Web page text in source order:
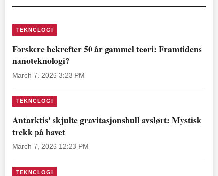
TEKNOLOGI
Forskere bekrefter 50 år gammel teori: Framtidens
nanoteknologi?
March 7, 2026 3:23 PM
TEKNOLOGI
Antarktis' skjulte gravitasjonshull avslørt: Mystisk
trekk på havet
March 7, 2026 12:23 PM
TEKNOLOGI